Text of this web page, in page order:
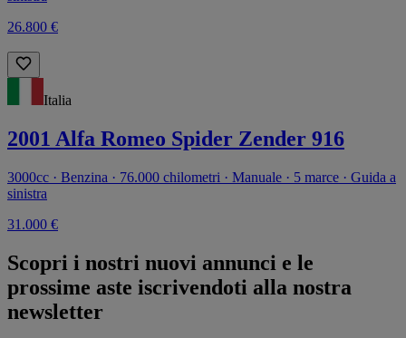
26.800 €
Italia
2001 Alfa Romeo Spider Zender 916
3000cc · Benzina · 76.000 chilometri · Manuale · 5 marce · Guida a
sinistra
31.000 €
Scopri i nostri nuovi annunci e le
prossime aste iscrivendoti alla nostra
newsletter